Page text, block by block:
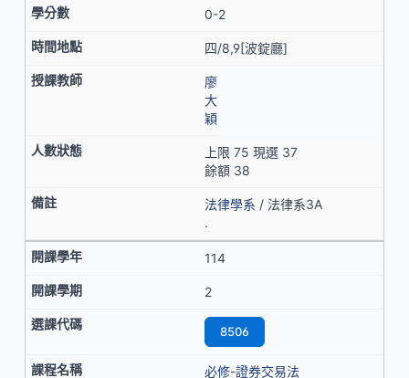
0-2
四/8,9[波錠廳]
廖
大
穎
上限 75 現選 37
餘額 38
法律學系 / 法律系3A
.
114
2
8506
必修-證券交易法